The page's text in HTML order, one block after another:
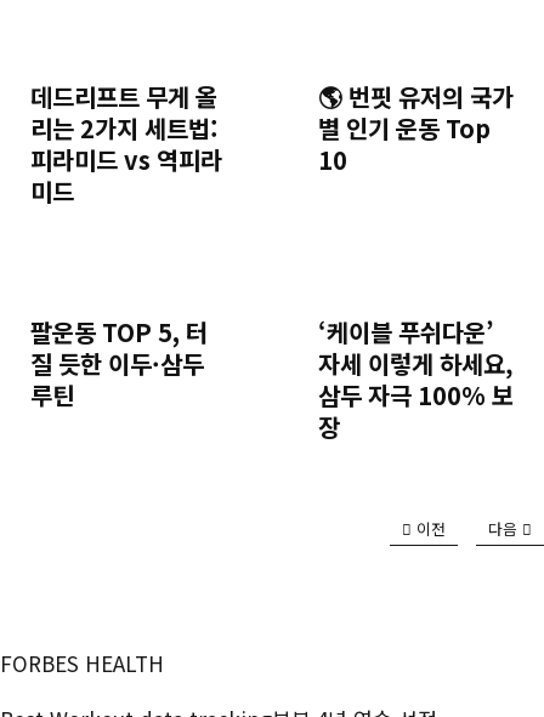
데드리프트 무게 올
리는 2가지 세트법:
피라미드 vs 역피라
미드
🌎 번핏 유저의 국가
별 인기 운동 Top
10
팔운동 TOP 5, 터
질 듯한 이두·삼두
루틴
‘케이블 푸쉬다운’
자세 이렇게 하세요,
삼두 자극 100% 보
장
이전 다음
FORBES HEALTH